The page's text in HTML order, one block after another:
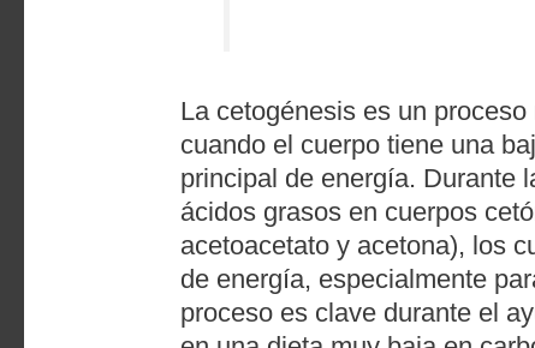
La cetogénesis es un
cuando el cuerpo tiene una
principal de energía. Durante
ácidos grasos en cuerpos
acetoacetato y acetona), los
de energía, especialmente
proceso es clave durante el